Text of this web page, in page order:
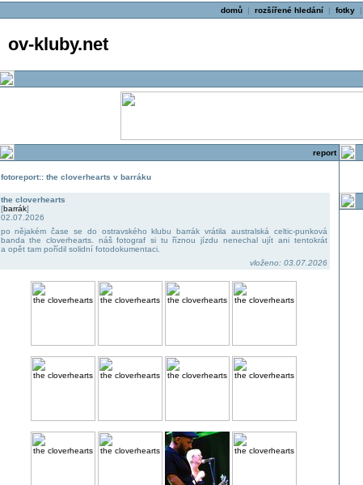
domů| rozšířené hledání| fotky|
ov-kluby.net
report
fotoreport:: the cloverhearts v barráku
the cloverhearts
[barrák]
02.07.2026
po nějakém čase se do ostravského klubu barrák vrátila australská celtic-punková
banda the cloverhearts. náš fotograf si tu říznou jízdu nenechal ujít ani tentokrát
a opět tam pořídil solidní fotodokumentaci.
vloženo: 03.07.2026